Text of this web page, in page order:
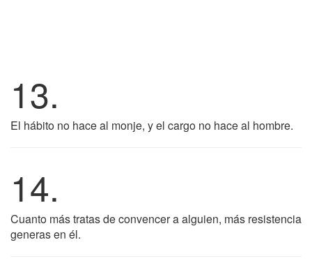
13.
El hábito no hace al monje, y el cargo no hace al hombre.
14.
Cuanto más tratas de convencer a alguien, más resistencia
generas en él.